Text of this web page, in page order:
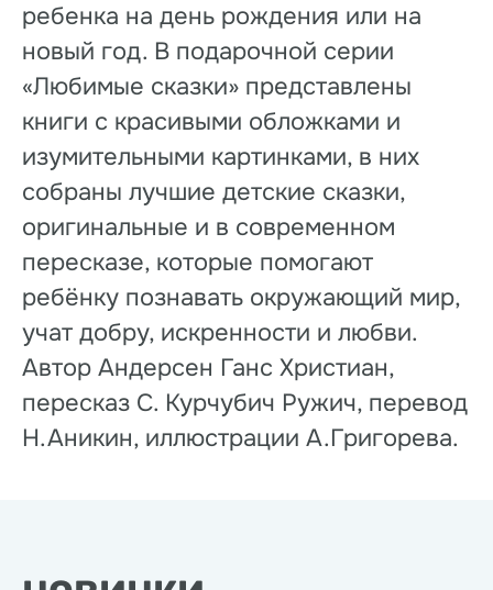
ребенка на день рождения или на
новый год. В подарочной серии
«Любимые сказки» представлены
книги с красивыми обложками и
изумительными картинками, в них
собраны лучшие детские сказки,
оригинальные и в современном
пересказе, которые помогают
ребёнку познавать окружающий мир,
учат добру, искренности и любви.
Автор Андерсен Ганс Христиан,
пересказ С. Курчубич Ружич, перевод
Н.Аникин, иллюстрации А.Григорева.